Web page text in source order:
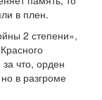
в плен.
2 степени»,
что, орден
в разгроме